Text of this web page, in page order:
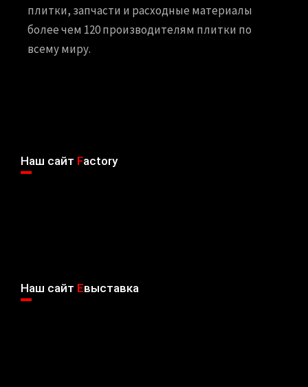
плитки, запчасти и расходные материалы
более чем 120 производителям плитки по
всему миру.
Наш сайт Factory
Наш сайт Eвыставка